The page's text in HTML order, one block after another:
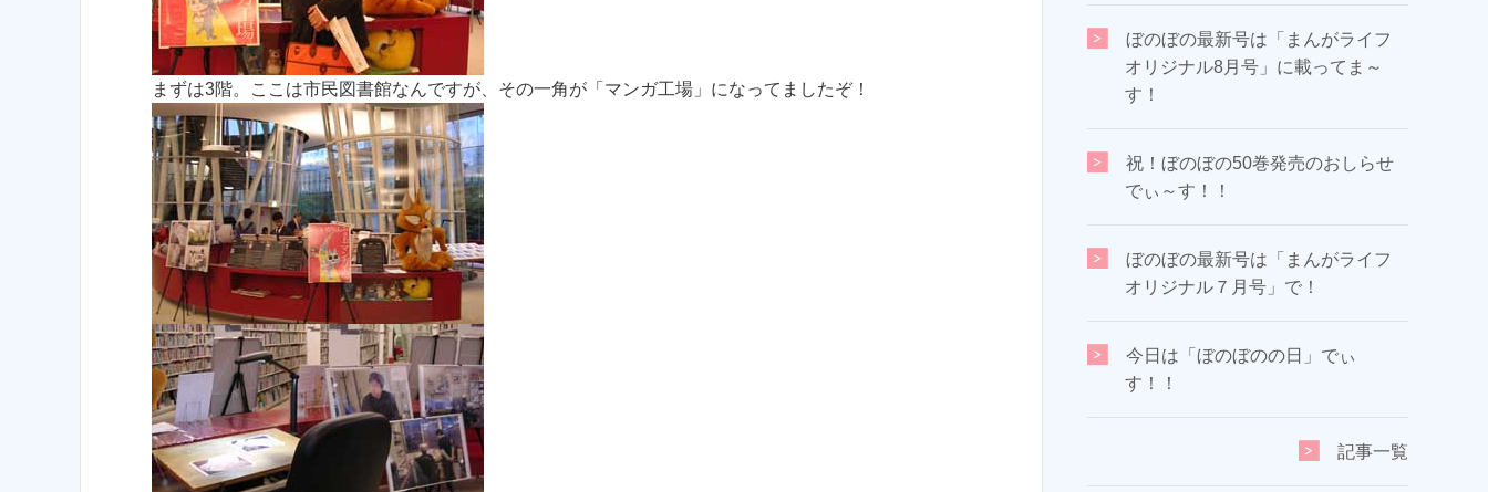
まずは3階。ここは市民図書館なんですが、その一角が「マンガ工場」になってましたぞ！
ぼのぼの最新号は「まんがライフ
オリジナル8月号」に載ってま～
す！
祝！ぼのぼの50巻発売のおしらせ
でぃ～す！！
ぼのぼの最新号は「まんがライフ
オリジナル７月号」で！
今日は「ぼのぼのの日」でぃ
す！！
記事一覧